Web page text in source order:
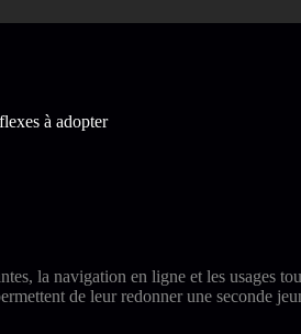
à adopter
la navigation en ligne et les usages
de leur redonner une seconde